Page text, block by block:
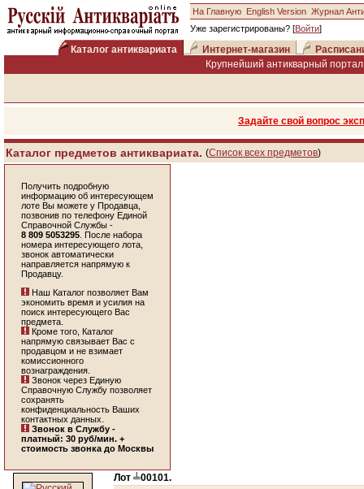
На Главную English Version Журнал
Уже зарегистрированы? [Войти]
Каталог антиквариата Интернет-магазин
Крупнейший антикварный
Задайте свой вопрос
Каталог предметов антиквариата. (Список всех предметов)
Получить подробную
информацию об интересующем
лоте Вы можете у Продавца,
позвонив по телефону Единой
Справочной Службы -
8 809 5053295 . После набора
номера интересующего лота,
звонок автоматически
направляется напрямую к
Продавцу.
Наш Каталог позволяет Вам
экономить время и усилия на
поиск интересующего Вас
предмета.
Кроме того, Каталог
напрямую связывает Вас с
продавцом и не взимает
комиссионного
вознаграждения.
Звонок через Единую
Справочную Службу позволяет
сохранять
конфиденциальность Ваших
контактных данных.
Звонок в Службу -
платный: 30 руб/мин. +
стоимость звонка до Москвы
Лот ╧00101.